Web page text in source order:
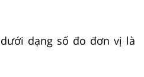
dạng số đo đơn vị là